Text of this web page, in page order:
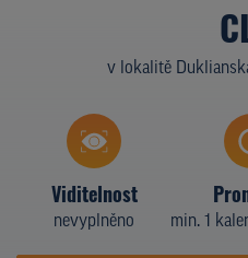
Z
v lokalitě
Viditelnost
nevyplněno min. 1